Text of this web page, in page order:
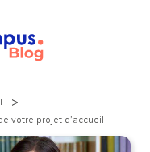
>
votre projet d’accueil